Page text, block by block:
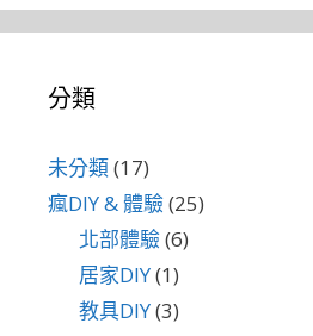
分類
未分類(17)
瘋DIY & 體驗(25)
北部體驗(6)
居家DIY(1)
教具DIY(3)